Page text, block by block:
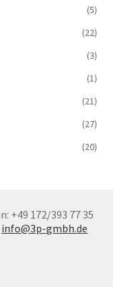
(5)
(22)
(3)
(1)
(21)
(27)
(20)
+49 172/393 77 35
info@3p-gmbh.de